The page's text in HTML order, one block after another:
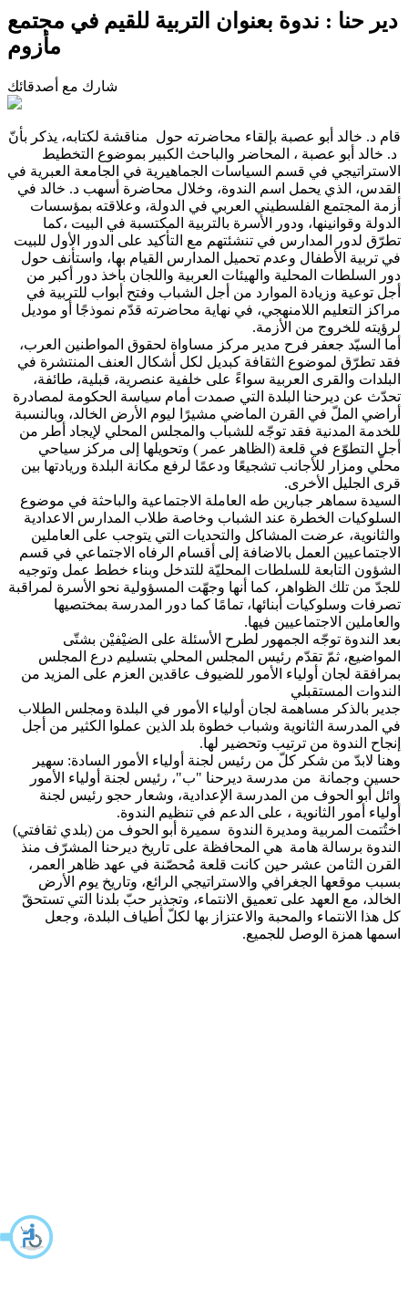
دير حنا : ندوة بعنوان التربية للقيم في مجتمع
مأزوم
شارك مع أصدقائك
قام د. خالد أبو عصبة بإلقاء محاضرته حول مناقشة لكتابه، يذكر بأنّ
د. خالد أبو عصبة ، المحاضر والباحث الكبير بموضوع التخطيط
الاستراتيجي في قسم السياسات الجماهيرية في الجامعة العبرية في
القدس، الذي يحمل اسم الندوة، وخلال محاضرة أسهب د. خالد في
أزمة المجتمع الفلسطيني العربي في الدولة، وعلاقته بمؤسسات
الدولة وقوانينها، ودور الأسرة بالتربية المكتسبة في البيت ،كما
تطرّق لدور المدارس في تنشئتهم مع التأكيد على الدور الأول للبيت
في تربية الأطفال وعدم تحميل المدارس القيام بها، واستأنف حول
دور السلطات المحلية والهيئات العربية واللجان بأخذ دور أكبر من
أجل توعية وزيادة الموارد من أجل الشباب وفتح أبواب للتربية في
مراكز التعليم اللامنهجي، في نهاية محاضرته قدّم نموذجًا أو موديل
لرؤيته للخروج من الأزمة.
أما السيّد جعفر فرح مدير مركز مساواة لحقوق المواطنين العرب،
فقد تطرّق لموضوع الثقافة كبديل لكل أشكال العنف المنتشرة في
البلدات والقرى العربية سواءً على خلفية عنصرية، قبلية، طائفة،
تحدّث عن ديرحنا البلدة التي صمدت أمام سياسة الحكومة لمصادرة
أراضي الملّ في القرن الماضي مشيرًا ليوم الأرض الخالد، وبالنسبة
للخدمة المدنية فقد توجّه للشباب والمجلس المحلي لإيجاد أطر من
أجل التطوّع في قلعة (الظاهر عمر ) وتحويلها إلى مركز سياحي
محلّي ومزار للأجانب تشجيعًا ودعمًا لرفع مكانة البلدة وريادتها بين
قرى الجليل الأخرى.
السيدة سماهر جبارين طه العاملة الاجتماعية والباحثة في موضوع
السلوكيات الخطرة عند الشباب وخاصة طلاب المدارس الاعدادية
والثانوية، عرضت المشاكل والتحديات التي يتوجب على العاملين
الاجتماعيين العمل بالاضافة إلى أقسام الرفاه الاجتماعي في قسم
الشؤون التابعة للسلطات المحليّة للتدخل وبناء خطط عمل وتوجيه
للجدّ من تلك الظواهر، كما أنها وجهّت المسؤولية نحو الأسرة لمراقبة
تصرفات وسلوكيات أبنائها، تمامًا كما دور المدرسة بمختصيها
والعاملين الاجتماعيين فيها.
بعد الندوة توجّه الجمهور لطرح الأسئلة على الضيْفيْن بشتّى
المواضيع، ثمّ تقدّم رئيس المجلس المحلي بتسليم درع المجلس
بمرافقة لجان أولياء الأمور للضيوف عاقدين العزم على المزيد من
الندوات المستقبلي
جدير بالذكر مساهمة لجان أولياء الأمور في البلدة ومجلس الطلاب
في المدرسة الثانوية وشباب خطوة بلد الذين عملوا الكثير من أجل
إنجاح الندوة من ترتيب وتحضير لها.
وهنا لابدّ من شكر كلّ من رئيس لجنة أولياء الأمور السادة: سهير
حسين وجمانة من مدرسة ديرحنا "ب"، رئيس لجنة أولياء الأمور
وائل أبو الحوف من المدرسة الإعدادية، وشعار حجو رئيس لجنة
أولياء أمور الثانوية ، على الدعم في تنظيم الندوة.
اختُتمت المربية ومديرة الندوة سميرة أبو الحوف من (بلدي ثقافتي)
الندوة برسالة هامة هي المحافظة على تاريخ ديرحنا المشرّف منذ
القرن الثامن عشر حين كانت قلعة مُحصّنة في عهد ظاهر العمر،
بسبب موقعها الجغرافي والاستراتيجي الرائع، وتاريخ يوم الأرض
الخالد، مع العهد على تعميق الانتماء، وتجذير حبّ بلدنا التي تستحقّ
كل هذا الانتماء والمحبة والاعتزاز بها لكلّ أطياف البلدة، وجعل
اسمها همزة الوصل للجميع.